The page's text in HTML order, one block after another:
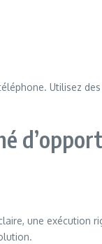
Utilisez
une exécution